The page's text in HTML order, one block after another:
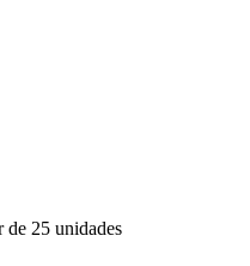
de 25 unidades